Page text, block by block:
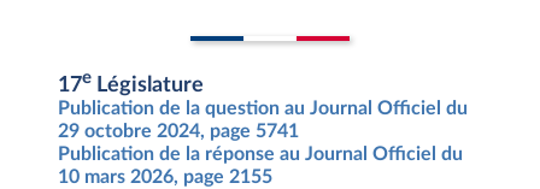
17e Législature
Publication de la question au Journal Officiel du
29 octobre 2024, page 5741
Publication de la réponse au Journal Officiel du
10 mars 2026, page 2155